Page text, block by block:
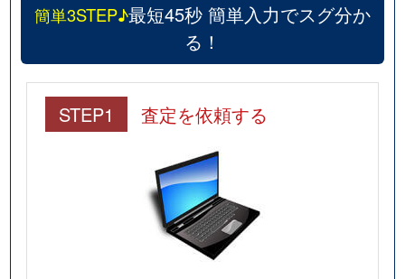
簡単3STEP♪最短45秒 簡単入力でスグ分か
る！
STEP1 査定を依頼する